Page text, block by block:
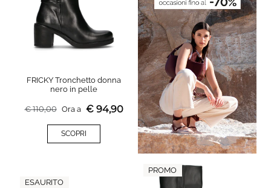
FRICKY Tronchetto donna
nero in pelle
€110,00 Ora a € 94,90
SCOPRI
ESAURITO
PROMO